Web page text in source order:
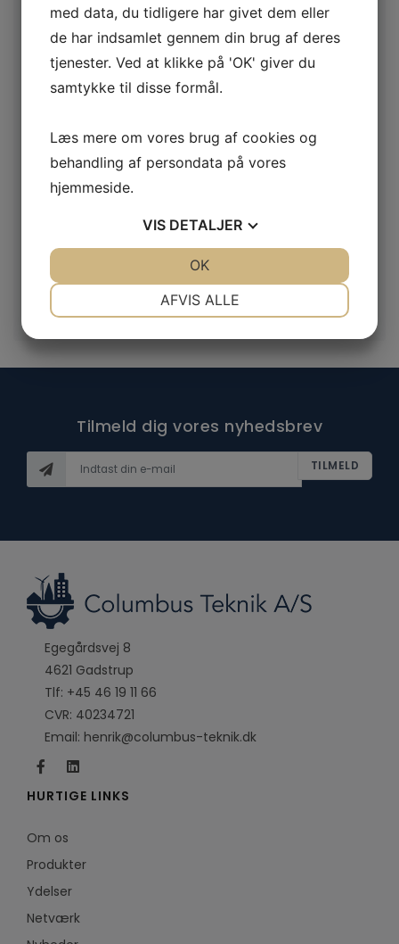
Vindmøller
Tårnkraner
Skibe/værfter
Skovindustri og topkapning
Rope access
Brand og redning
Øvrig industri
Udlejning
Vejledning og træning
Tilmeld dig vores nyhedsbrev
TILMELD
Egegårdsvej 8
4621 Gadstrup
Tlf: +45 46 19 11 66
CVR: 40234721
Email: henrik@columbus-teknik.dk
HURTIGE LINKS
Om os
Produkter
Ydelser
Netværk
med data, du tidligere har givet dem eller
de har indsamlet gennem din brug af deres
tjenester. Ved at klikke på 'OK' giver du
samtykke til disse formål.
Læs mere om vores brug af cookies og
behandling af persondata på vores
hjemmeside.
VIS DETALJER
AFVIS ALLE
OK